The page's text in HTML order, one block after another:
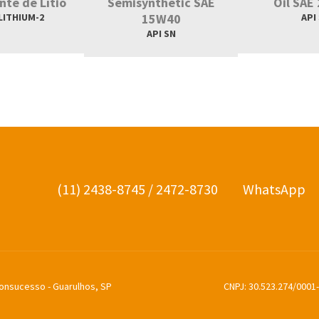
2
15W40
API SN
API
(11) 2438-8745 / 2472-8730 WhatsApp
- Guarulhos, SP CNPJ: 30.523.274/